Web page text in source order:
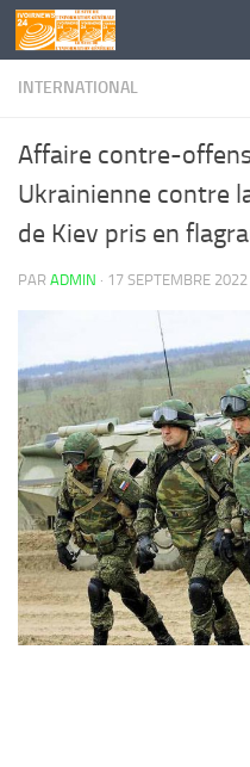
Skip to content
INTERNATIONAL
Affaire contre-
Ukrainienne contre
de Kiev pris en
PAR ADMIN · 17 SEPTEMBRE 2022